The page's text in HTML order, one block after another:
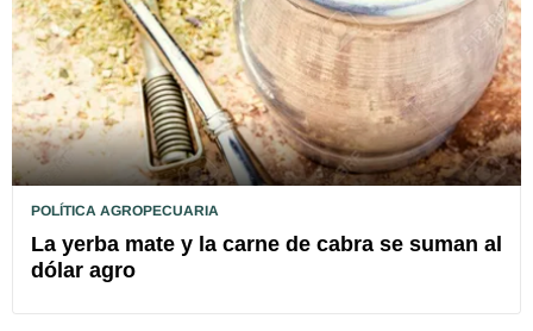
POLÍTICA AGROPECUARIA
La yerba mate y la carne de cabra se suman al
dólar agro